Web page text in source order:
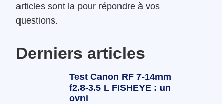
articles sont la pour répondre à vos
questions.
Derniers articles
Test Canon RF 7-14mm
f2.8-3.5 L FISHEYE : un
ovni